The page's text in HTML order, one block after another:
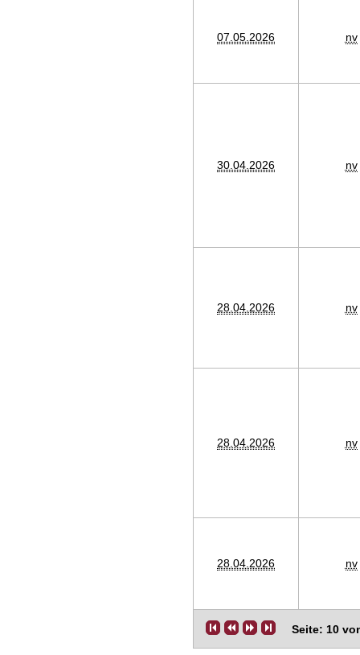
07.05.2026 nv
30.04.2026 nv
28.04.2026 nv
28.04.2026 nv
28.04.2026 nv
Seite: 10